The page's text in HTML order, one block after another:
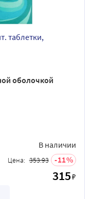
таблетки,
оболочкой
В наличии
Цена: 353.93 11
315₽